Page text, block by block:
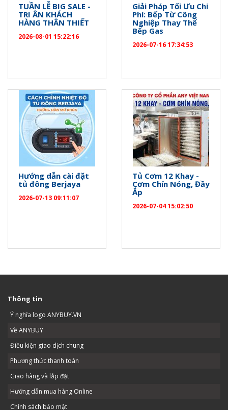
TUẦN LỄ BIG SALE -
TRI ÂN KHÁCH
HÀNG THÂN THIẾT
2026-08-01 15:22:16
Giải Pháp Tối Ưu Chi
Phí: Bếp Từ Công
Nghiệp Thay Thế
Bếp Gas
2026-07-16 17:34:53
Hướng dẫn cài đặt
tủ đông Berjaya
2026-07-13 09:11:07
Tủ Cơm 12 Khay -
Cơm Chín Nóng, Đầy
Ắp
2026-07-04 15:02:50
Thông tin
Ý nghĩa logo ANYBUY.VN
Về ANYBUY
Điều kiện giao dịch chung
Phương thức thanh toán
Giao hàng và lắp đặt
Hướng dẫn mua hàng Online
Chính sách bảo mật